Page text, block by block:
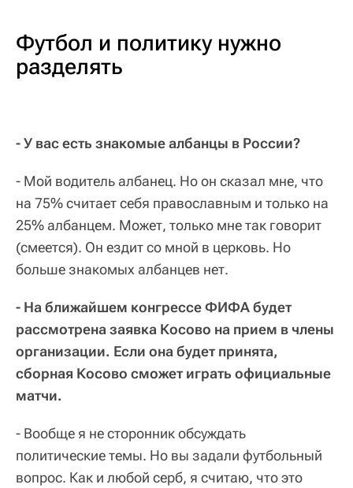
Футбол и политику нужно
разделять
- У вас есть знакомые албанцы в России?
- Мой водитель албанец. Но он сказал мне, что
на 75% считает себя православным и только на
25% албанцем. Может, только мне так говорит
(смеется). Он ездит со мной в церковь. Но
больше знакомых албанцев нет.
- На ближайшем конгрессе ФИФА будет
рассмотрена заявка Косово на прием в члены
организации. Если она будет принята,
сборная Косово сможет играть официальные
матчи.
- Вообще я не сторонник обсуждать
политические темы. Но вы задали футбольный
вопрос. Как и любой серб, я считаю, что это